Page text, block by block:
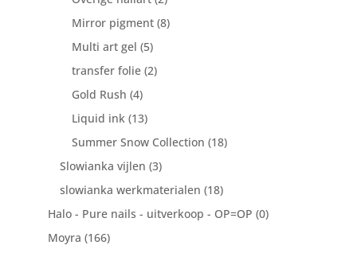
Mirror pigment (8)
Multi art gel (5)
transfer folie (2)
Gold Rush (4)
Liquid ink (13)
Summer Snow Collection (18)
Slowianka vijlen (3)
slowianka werkmaterialen (18)
Halo - Pure nails - uitverkoop - OP=OP (0)
Moyra (166)